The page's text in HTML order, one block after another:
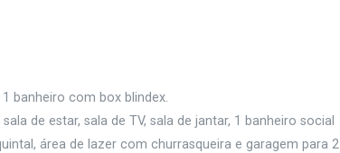
banheiro com box blindex.
de estar, sala de TV, sala de jantar, 1 banheiro social
área de lazer com churrasqueira e garagem para 2